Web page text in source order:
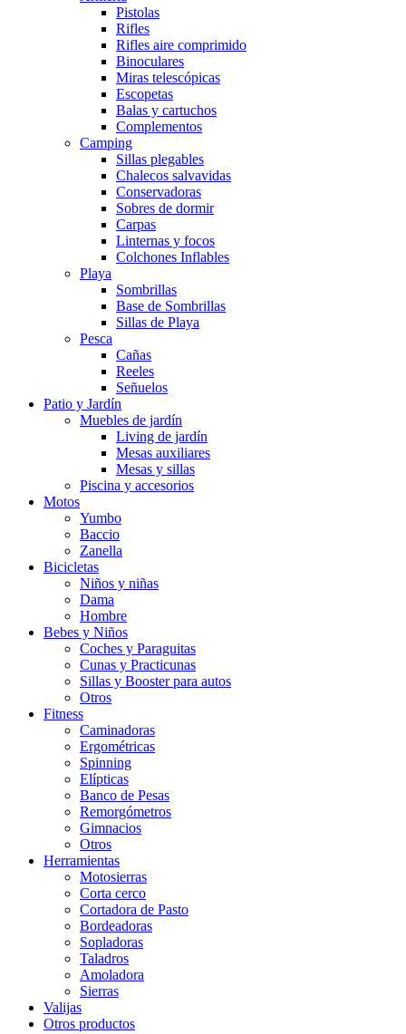
Pistolas
Rifles
Rifles aire comprimido
Binoculares
Miras telescópicas
Escopetas
Balas y cartuchos
Complementos
Camping
Sillas plegables
Chalecos salvavidas
Conservadoras
Sobres de dormir
Carpas
Linternas y focos
Colchones Inflables
Playa
Sombrillas
Base de Sombrillas
Sillas de Playa
Pesca
Cañas
Reeles
Señuelos
Patio y Jardín
Muebles de jardín
Living de jardín
Mesas auxiliares
Mesas y sillas
Piscina y accesorios
Motos
Yumbo
Baccio
Zanella
Bicicletas
Niños y niñas
Dama
Hombre
Bebes y Niños
Coches y Paraguitas
Cunas y Practicunas
Sillas y Booster para autos
Otros
Fitness
Caminadoras
Ergométricas
Spinning
Elípticas
Banco de Pesas
Remorgómetros
Gimnacios
Otros
Herramientas
Motosierras
Corta cerco
Cortadora de Pasto
Bordeadoras
Sopladoras
Taladros
Amoladora
Sierras
Valijas
Otros productos